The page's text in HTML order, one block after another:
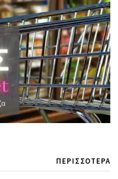
ΠΕΡΙΣΣΟΤΕΡΑ